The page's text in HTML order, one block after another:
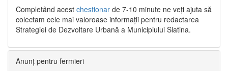
Completând acest chestionar de 7-10 minute ne veți ajuta să
colectam cele mai valoroase informații pentru redactarea
Strategiei de Dezvoltare Urbană a Municipiului Slatina.
Anunț pentru fermieri